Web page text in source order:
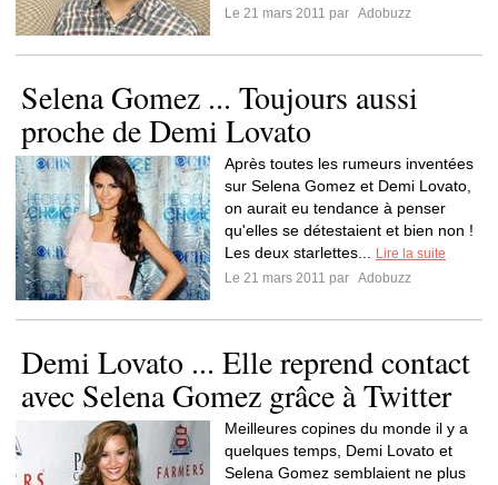
Le 21 mars 2011 par Adobuzz
Selena Gomez ... Toujours aussi
proche de Demi Lovato
Après toutes les rumeurs inventées
sur Selena Gomez et Demi Lovato,
on aurait eu tendance à penser
qu'elles se détestaient et bien non !
Les deux starlettes...
Lire la suite
Le 21 mars 2011 par Adobuzz
Demi Lovato ... Elle reprend contact
avec Selena Gomez grâce à Twitter
Meilleures copines du monde il y a
quelques temps, Demi Lovato et
Selena Gomez semblaient ne plus